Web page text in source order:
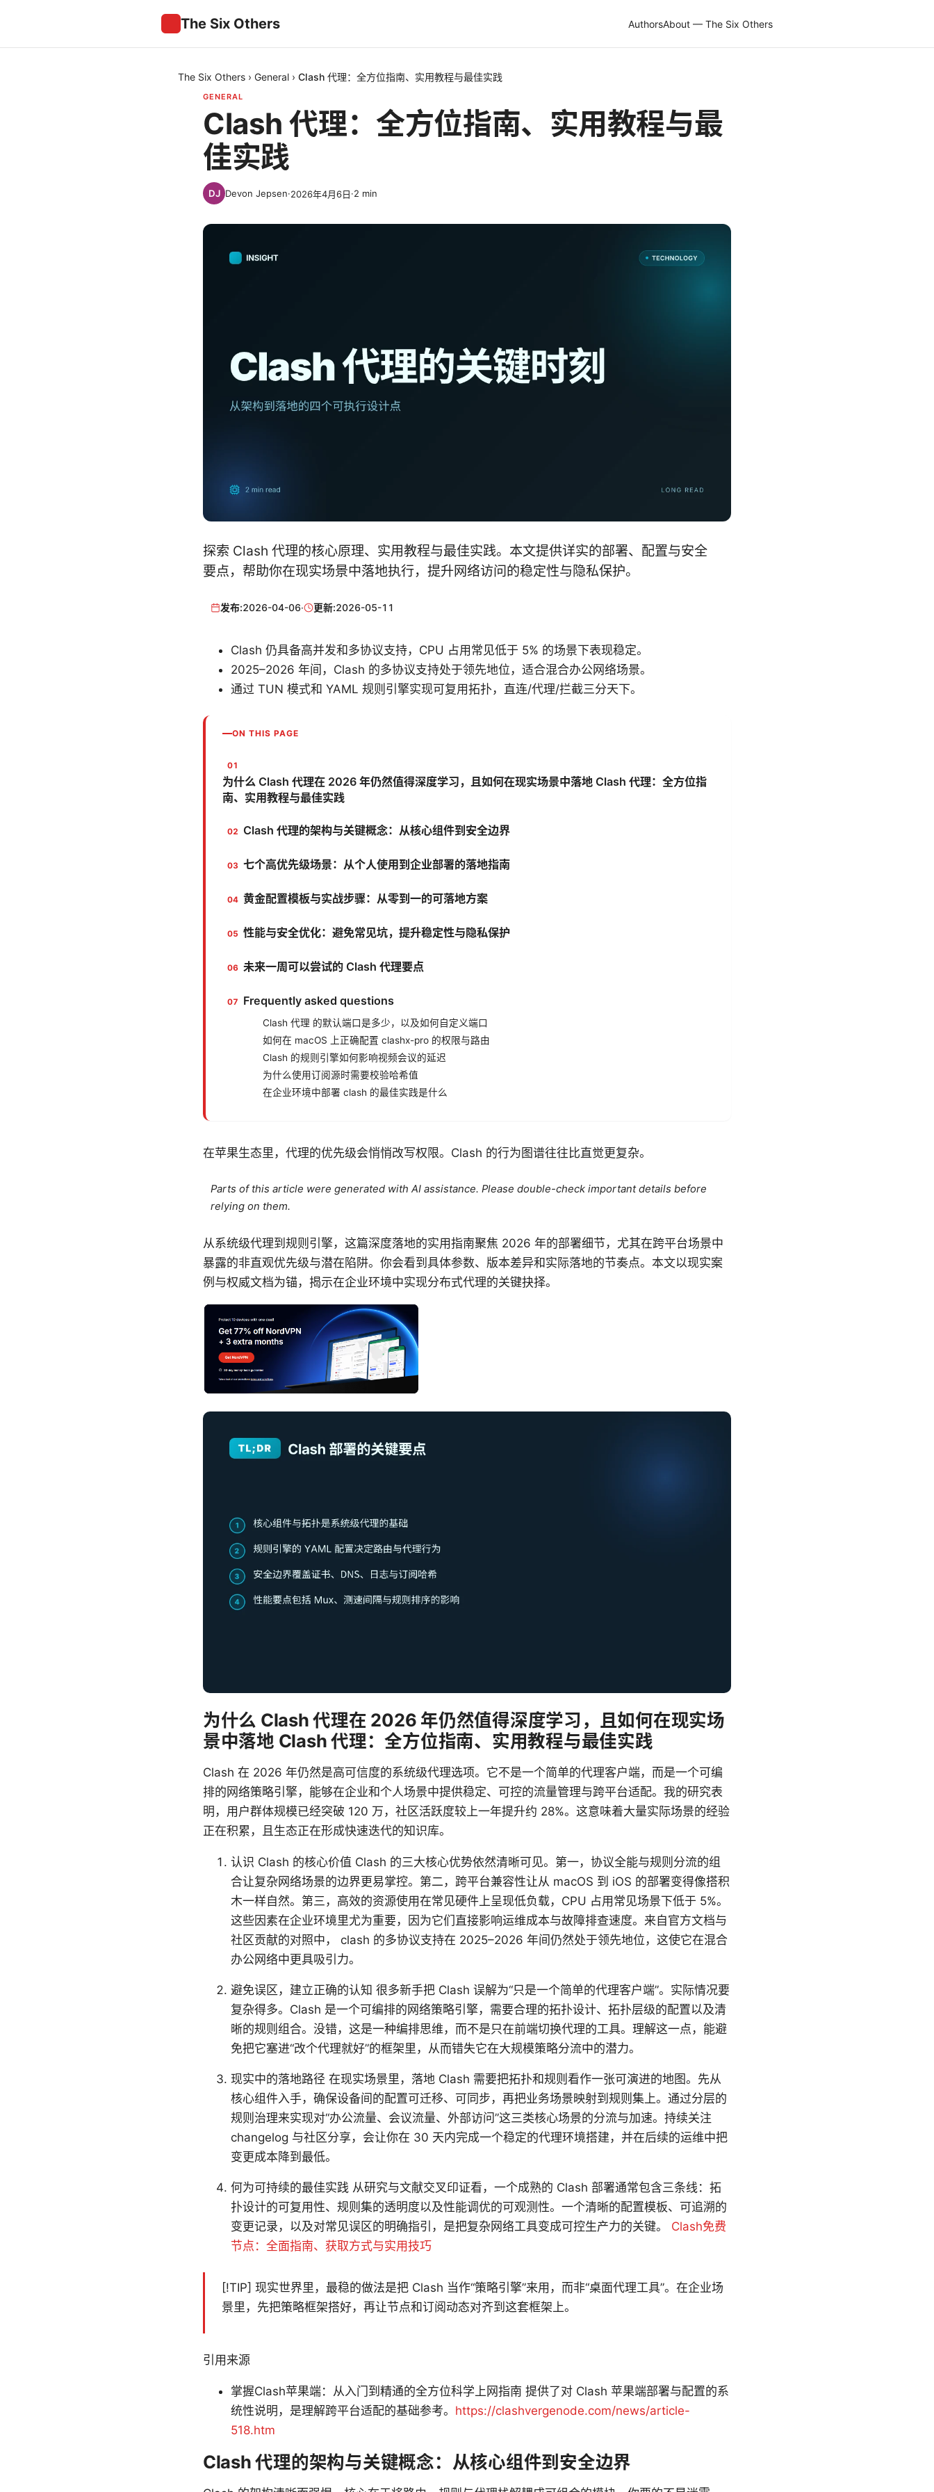
The Six Others AuthorsAbout — The Six Others
The Six Others › General › Clash 代理：全方位指南、实用教程与最佳实践
GENERAL
Clash 代理：全方位指南、实用教程与最
佳实践
Devon Jepsen·2026年4月6日·2 min
探索 Clash 代理的核心原理、实用教程与最佳实践。本文提供详实的部署、配置与安全
要点，帮助你在现实场景中落地执行，提升网络访问的稳定性与隐私保护。
发布:2026-04-06· 更新:2026-05-11
Clash 仍具备高并发和多协议支持，CPU 占用常见低于 5% 的场景下表现稳定。
2025–2026 年间，Clash 的多协议支持处于领先地位，适合混合办公网络场景。
通过 TUN 模式和 YAML 规则引擎实现可复用拓扑，直连/代理/拦截三分天下。
ON THIS PAGE
为什么 Clash 代理在 2026 年仍然值得深度学习，且如何在现实场景中落地 Clash 代理：全方位指
南、实用教程与最佳实践
Clash 代理的架构与关键概念：从核心组件到安全边界
七个高优先级场景：从个人使用到企业部署的落地指南
黄金配置模板与实战步骤：从零到一的可落地方案
性能与安全优化：避免常见坑，提升稳定性与隐私保护
未来一周可以尝试的 Clash 代理要点
Frequently asked questions
Clash 代理 的默认端口是多少，以及如何自定义端口
如何在 macOS 上正确配置 clashx-pro 的权限与路由
Clash 的规则引擎如何影响视频会议的延迟
为什么使用订阅源时需要校验哈希值
在企业环境中部署 clash 的最佳实践是什么
在苹果生态里，代理的优先级会悄悄改写权限。Clash 的行为图谱往往比直觉更复杂。
Parts of this article were generated with AI assistance. Please double-check important details before
relying on them.
从系统级代理到规则引擎，这篇深度落地的实用指南聚焦 2026 年的部署细节，尤其在跨平台场景中
暴露的非直观优先级与潜在陷阱。你会看到具体参数、版本差异和实际落地的节奏点。本文以现实案
例与权威文档为锚，揭示在企业环境中实现分布式代理的关键抉择。
为什么 Clash 代理在 2026 年仍然值得深度学习，且如何在现实场
景中落地 Clash 代理：全方位指南、实用教程与最佳实践
Clash 在 2026 年仍然是高可信度的系统级代理选项。它不是一个简单的代理客户端，而是一个可编
排的网络策略引擎，能够在企业和个人场景中提供稳定、可控的流量管理与跨平台适配。我的研究表
明，用户群体规模已经突破 120 万，社区活跃度较上一年提升约 28%。这意味着大量实际场景的经验
正在积累，且生态正在形成快速迭代的知识库。
认识 Clash 的核心价值 Clash 的三大核心优势依然清晰可见。第一，协议全能与规则分流的组
合让复杂网络场景的边界更易掌控。第二，跨平台兼容性让从 macOS 到 iOS 的部署变得像搭积
木一样自然。第三，高效的资源使用在常见硬件上呈现低负载，CPU 占用常见场景下低于 5%。
这些因素在企业环境里尤为重要，因为它们直接影响运维成本与故障排查速度。来自官方文档与
社区贡献的对照中， clash 的多协议支持在 2025–2026 年间仍然处于领先地位，这使它在混合
办公网络中更具吸引力。
避免误区，建立正确的认知 很多新手把 Clash 误解为“只是一个简单的代理客户端”。实际情况要
复杂得多。Clash 是一个可编排的网络策略引擎，需要合理的拓扑设计、拓扑层级的配置以及清
晰的规则组合。没错，这是一种编排思维，而不是只在前端切换代理的工具。理解这一点，能避
免把它塞进“改个代理就好”的框架里，从而错失它在大规模策略分流中的潜力。
现实中的落地路径 在现实场景里，落地 Clash 需要把拓扑和规则看作一张可演进的地图。先从
核心组件入手，确保设备间的配置可迁移、可同步，再把业务场景映射到规则集上。通过分层的
规则治理来实现对“办公流量、会议流量、外部访问”这三类核心场景的分流与加速。持续关注
changelog 与社区分享，会让你在 30 天内完成一个稳定的代理环境搭建，并在后续的运维中把
变更成本降到最低。
何为可持续的最佳实践 从研究与文献交叉印证看，一个成熟的 Clash 部署通常包含三条线：拓
扑设计的可复用性、规则集的透明度以及性能调优的可观测性。一个清晰的配置模板、可追溯的
变更记录，以及对常见误区的明确指引，是把复杂网络工具变成可控生产力的关键。 Clash免费
节点：全面指南、获取方式与实用技巧
[!TIP] 现实世界里，最稳的做法是把 Clash 当作“策略引擎”来用，而非“桌面代理工具”。在企业场
景里，先把策略框架搭好，再让节点和订阅动态对齐到这套框架上。
引用来源
掌握Clash苹果端：从入门到精通的全方位科学上网指南 提供了对 Clash 苹果端部署与配置的系
统性说明，是理解跨平台适配的基础参考。 https://clashvergenode.com/news/article-
518.htm
Clash 代理的架构与关键概念：从核心组件到安全边界